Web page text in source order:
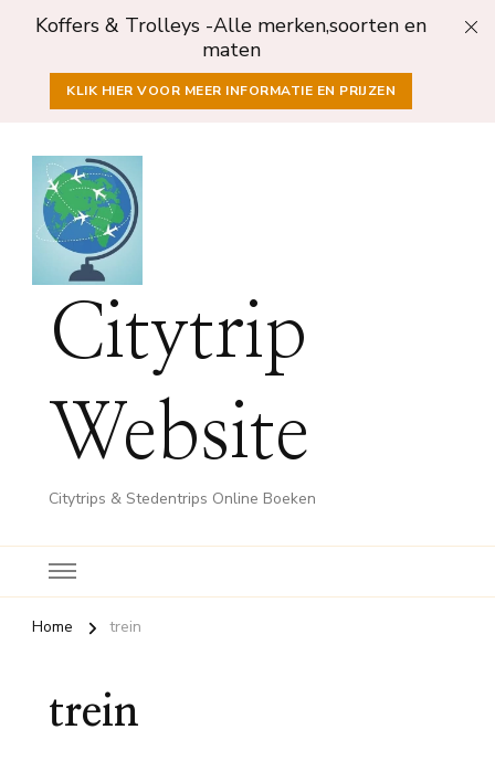
Koffers & Trolleys -Alle merken,soorten en
maten
KLIK HIER VOOR MEER INFORMATIE EN PRIJZEN
Citytrip
Website
Citytrips & Stedentrips Online Boeken
Home trein
trein